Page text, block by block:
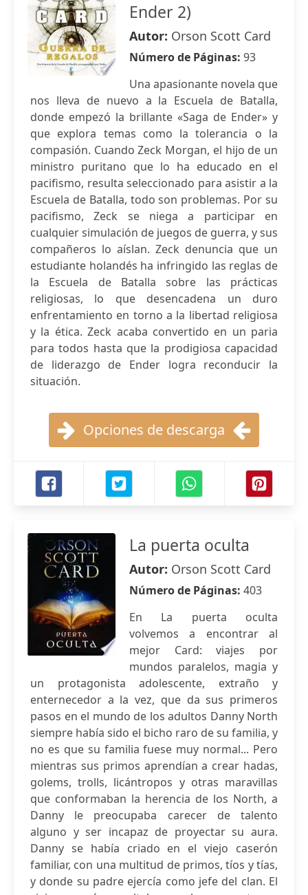
Ender 2)
Autor: Orson Scott Card
Número de Páginas: 93
Una apasionante novela que
nos lleva de nuevo a la Escuela de Batalla,
donde empezó la brillante «Saga de Ender» y
que explora temas como la tolerancia o la
compasión. Cuando Zeck Morgan, el hijo de un
ministro puritano que lo ha educado en el
pacifismo, resulta seleccionado para asistir a la
Escuela de Batalla, todo son problemas. Por su
pacifismo, Zeck se niega a participar en
cualquier simulación de juegos de guerra, y sus
compañeros lo aíslan. Zeck denuncia que un
estudiante holandés ha infringido las reglas de
la Escuela de Batalla sobre las prácticas
religiosas, lo que desencadena un duro
enfrentamiento en torno a la libertad religiosa
y la ética. Zeck acaba convertido en un paria
para todos hasta que la prodigiosa capacidad
de liderazgo de Ender logra reconducir la
situación.
Opciones de descarga
La puerta oculta
Autor: Orson Scott Card
Número de Páginas: 403
En La puerta oculta
volvemos a encontrar al
mejor Card: viajes por
mundos paralelos, magia y
un protagonista adolescente, extraño y
enternecedor a la vez, que da sus primeros
pasos en el mundo de los adultos Danny North
siempre había sido el bicho raro de su familia, y
no es que su familia fuese muy normal... Pero
mientras sus primos aprendían a crear hadas,
golems, trolls, licántropos y otras maravillas
que conformaban la herencia de los North, a
Danny le preocupaba carecer de talento
alguno y ser incapaz de proyectar su aura.
Danny se había criado en el viejo caserón
familiar, con una multitud de primos, tíos y tías,
y donde su padre ejercía como jefe del clan. El